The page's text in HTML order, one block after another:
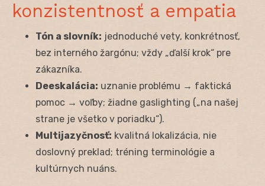
konzistentnosť a empatia
Tón a slovník: jednoduché vety, konkrétnosť,
bez interného žargónu; vždy „ďalší krok“ pre
zákazníka.
Deeskalácia: uznanie problému → faktická
pomoc → voľby; žiadne gaslighting („na našej
strane je všetko v poriadku“).
Multijazyčnosť: kvalitná lokalizácia, nie
doslovný preklad; tréning terminológie a
kultúrnych nuáns.